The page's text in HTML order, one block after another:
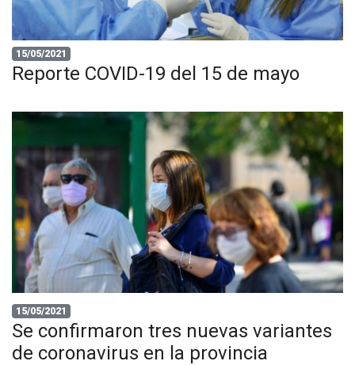
15/05/2021
Reporte COVID-19 del 15 de mayo
15/05/2021
Se confirmaron tres nuevas variantes
de coronavirus en la provincia